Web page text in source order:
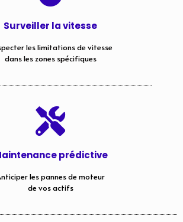
Surveiller la vitesse
les limitations de vitesse
dans les zones spécifiques
prédictive
les pannes de moteur
de vos actifs